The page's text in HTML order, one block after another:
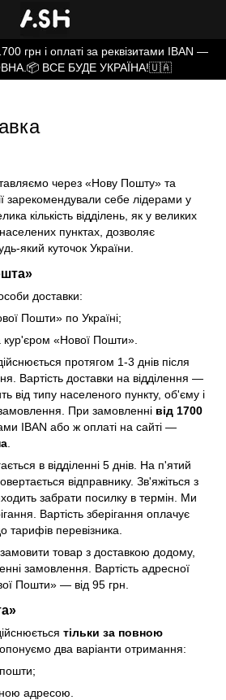
грн і оплаті за реквізитами IBAN —
ВСЕ БУДЕ УКРАЇНА!🇺🇦
через «Нову Пошту» та
зарекомендували себе лідерами у
кількість відділень, як у великих
пунктах, дозволяє
який куточок України.
доставки:
Пошти» по Україні;
«Нової Пошти».
протягом 1-3 днів після
Вартість доставки на відділення —
від типу населеного пункту, об'єму і
При замовленні від 1700
IBAN або ж оплаті на сайті —
в відділенні 5 днів. На п'ятий
відправнику. Зв'яжіться з
забрати посилку в термін. Ми
Вартість зберігання оплачує
тарифів перевізника.
товар з доставкою додому,
замовлення. Вартість адресної
Пошти» — від 95 грн.
тільки за повною
два варіанти отримання:
адресою.